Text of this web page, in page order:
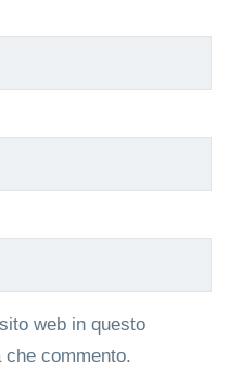
web in questo
commento.